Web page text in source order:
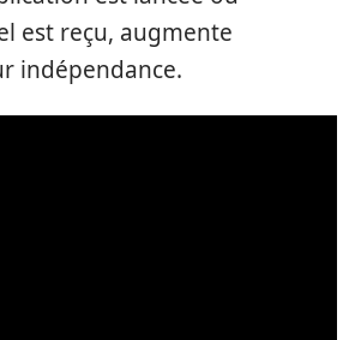
est reçu, augmente
indépendance.